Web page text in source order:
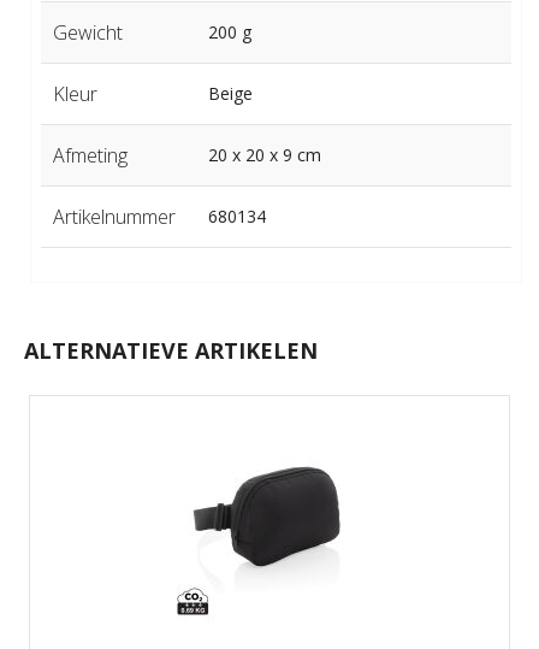
Gewicht 200 g
Kleur Beige
Afmeting 20 x 20 x 9 cm
Artikelnummer 680134
ALTERNATIEVE ARTIKELEN